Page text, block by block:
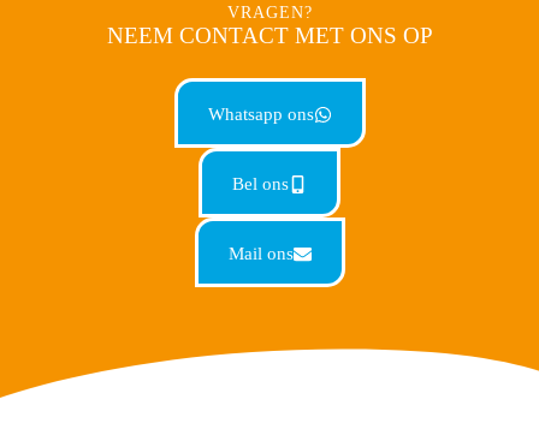
VRAGEN?
NEEM CONTACT MET ONS OP
Whatsapp ons
Bel ons
Mail ons